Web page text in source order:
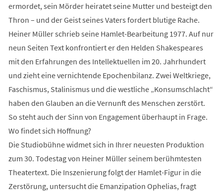
ermordet, sein Mörder heiratet seine Mutter und besteigt den
Thron – und der Geist seines Vaters fordert blutige Rache.
Heiner Müller schrieb seine Hamlet-Bearbeitung 1977. Auf nur
neun Seiten Text konfrontiert er den Helden Shakespeares
mit den Erfahrungen des Intellektuellen im 20. Jahrhundert
und zieht eine vernichtende Epochenbilanz. Zwei Weltkriege,
Faschismus, Stalinismus und die westliche „Konsumschlacht“
haben den Glauben an die Vernunft des Menschen zerstört.
So steht auch der Sinn von Engagement überhaupt in Frage.
Wo findet sich Hoffnung?
Die Studiobühne widmet sich in Ihrer neuesten Produktion
zum 30. Todestag von Heiner Müller seinem berühmtesten
Theatertext. Die Inszenierung folgt der Hamlet-Figur in die
Zerstörung, untersucht die Emanzipation Ophelias, fragt